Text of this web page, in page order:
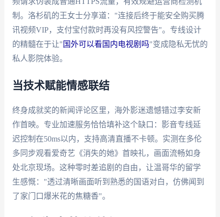
制。洛杉矶的王女士分享道："连接后终于能安全购买腾
讯视频VIP，支付宝付款时再没有风控警告"。专线设计
的精髓在于让" 国外可以看国内电视剧吗"变成隐私无忧的
私人影院体验。
当技术赋能情感联结
终身成就奖的新闻评论区里，海外影迷遗憾错过李安新
作首映。专业加速服务恰恰填补这个缺口：影音专线延
迟控制在50ms以内，支持高清直播不卡顿。实测在多伦
多同步观看爱奇艺《消失的她》首映礼，画面流畅如身
处北京现场。这种零时差追剧的自由，让温哥华的留学
生感慨："透过清晰画面听到熟悉的国语对白，仿佛闻到
了家门口爆米花的焦糖香"。